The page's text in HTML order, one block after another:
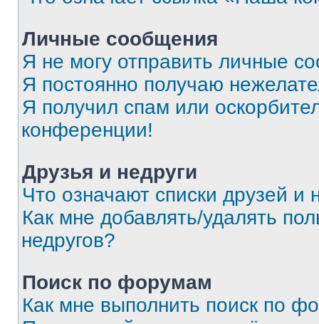
Личные сообщения
Я не могу отправить личные
Я постоянно получаю
Я получил спам или
конференции!
Друзья и недруги
Что означают списки друзей и
Как мне добавлять/удалять
недругов?
Поиск по форумам
Как мне выполнить поиск по